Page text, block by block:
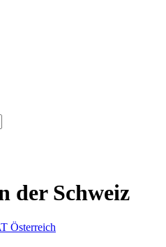
der Schweiz
Österreich